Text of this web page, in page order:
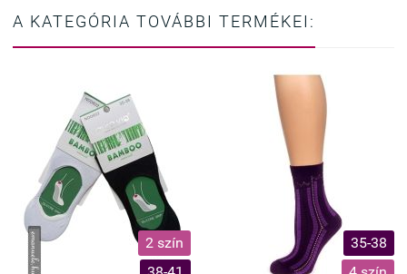
A KATEGÓRIA TOVÁBBI TERMÉKEI:
2 szín
35-38